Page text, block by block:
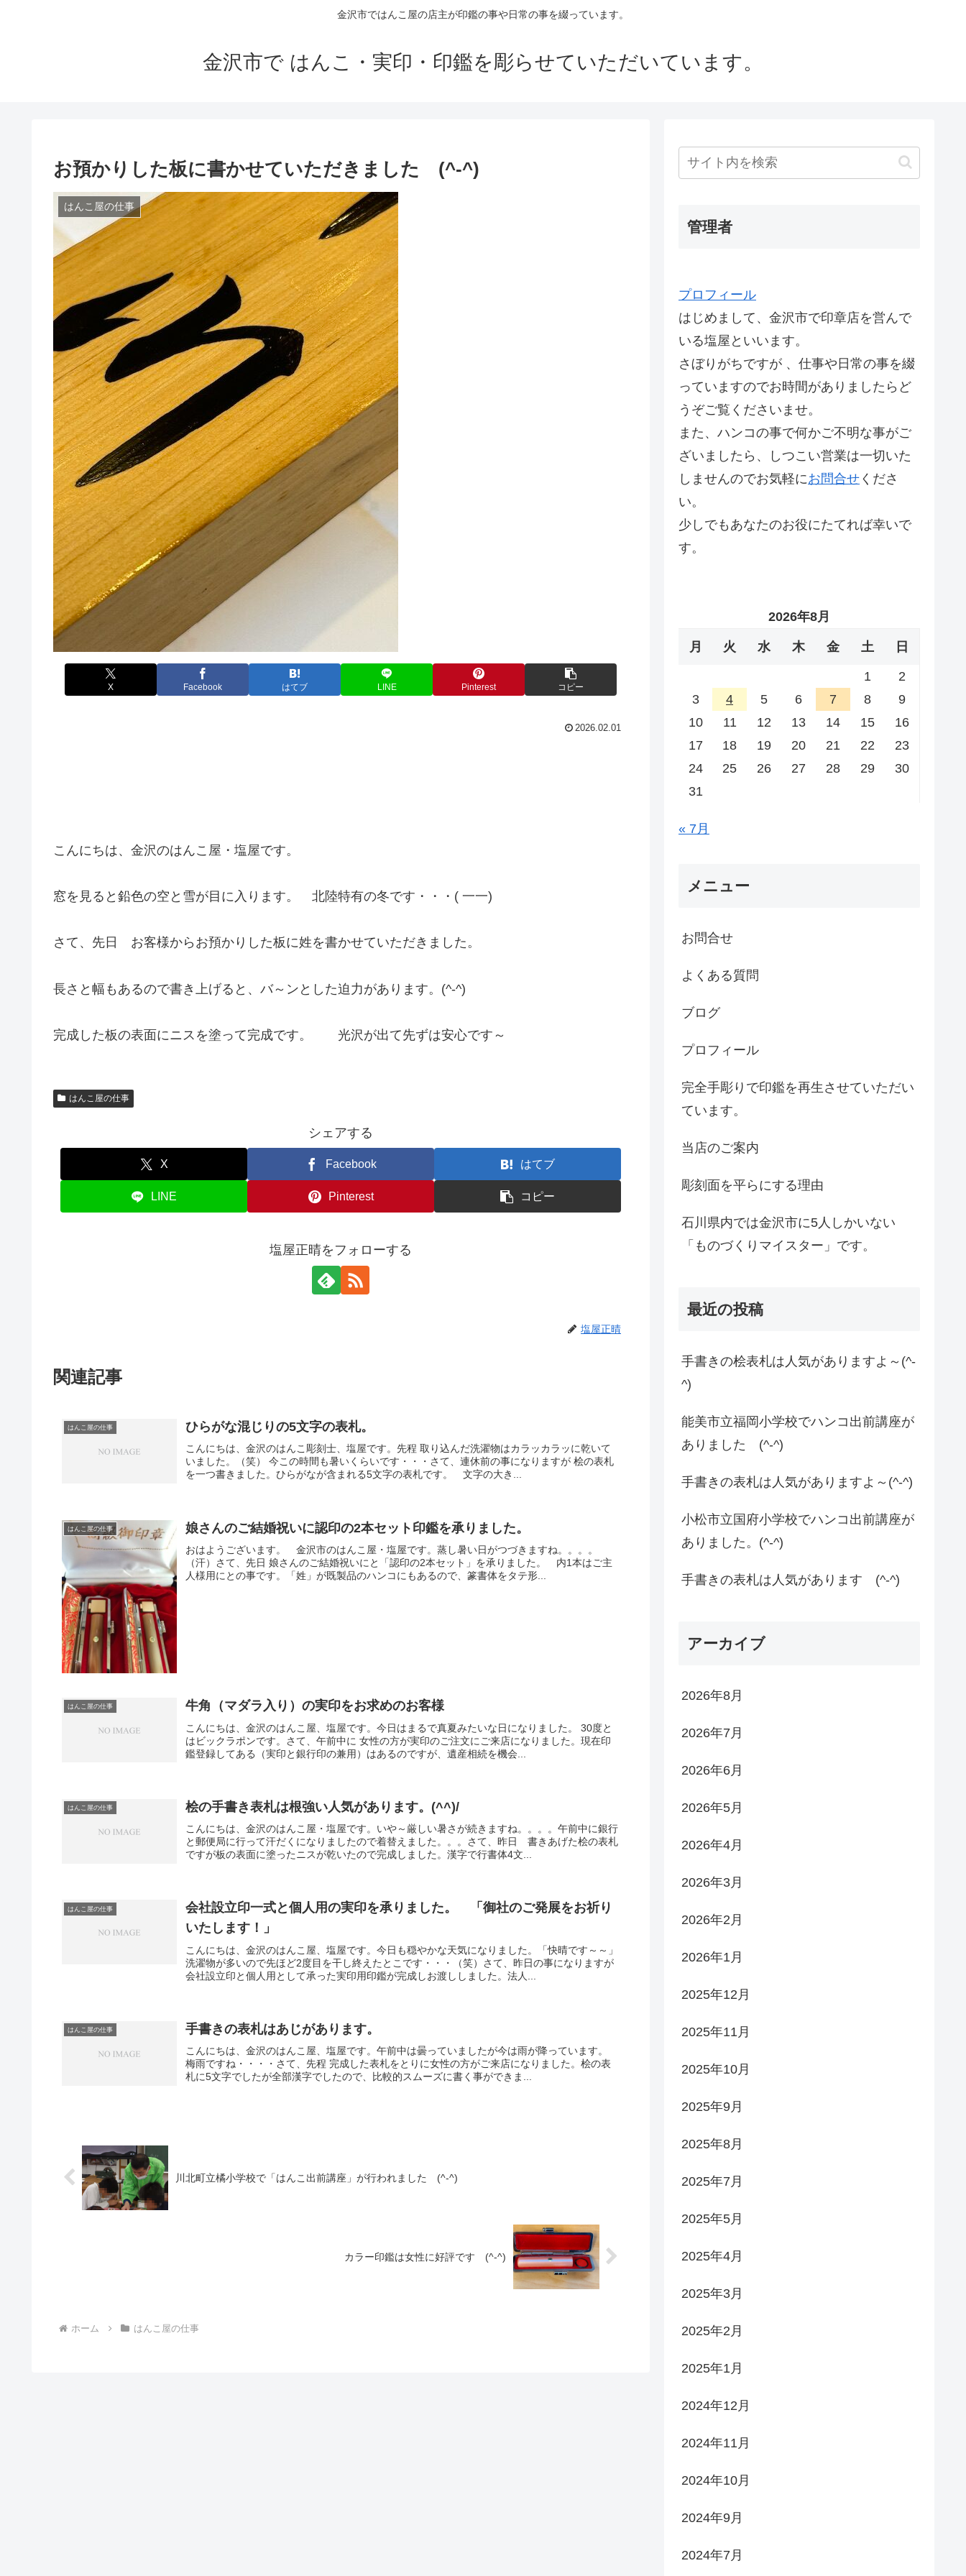
金沢市ではんこ屋の店主が印鑑の事や日常の事を綴っています。
金沢市で はんこ・実印・印鑑を彫らせていただいています。
お預かりした板に書かせていただきました (^-^)
はんこ屋の仕事
X Facebook はてブ LINE Pinterest コピー
2026.02.01
こんにちは、金沢のはんこ屋・塩屋です。
窓を見ると鉛色の空と雪が目に入ります。 北陸特有の冬です・・・( 一一)
さて、先日 お客様からお預かりした板に姓を書かせていただきました。
長さと幅もあるので書き上げると、バ～ンとした迫力があります。(^-^)
完成した板の表面にニスを塗って完成です。 光沢が出て先ずは安心です～
はんこ屋の仕事
シェアする
X Facebook はてブ
LINE Pinterest コピー
塩屋正晴をフォローする
塩屋正晴
関連記事
はんこ屋の仕事 ひらがな混じりの5文字の表札。
こんにちは、金沢のはんこ彫刻士、塩屋です。先程 取り込んだ洗濯物はカラッカラッに乾いて
いました。（笑） 今この時間も暑いくらいです・・・さて、連休前の事になりますが 桧の表札
を一つ書きました。ひらがなが含まれる5文字の表札です。 文字の大き...
はんこ屋の仕事 娘さんのご結婚祝いに認印の2本セット印鑑を承りました。
おはようございます。 金沢市のはんこ屋・塩屋です。蒸し暑い日がつづきますね。。。。
（汗）さて、先日 娘さんのご結婚祝いにと「認印の2本セット」を承りました。 内1本はご主
人様用にとの事です。「姓」が既製品のハンコにもあるので、篆書体をタテ形...
はんこ屋の仕事 牛角（マダラ入り）の実印をお求めのお客様
こんにちは、金沢のはんこ屋、塩屋です。今日はまるで真夏みたいな日になりました。 30度と
はビックラポンです。さて、午前中に 女性の方が実印のご注文にご来店になりました。現在印
鑑登録してある（実印と銀行印の兼用）はあるのですが、遺産相続を機会...
はんこ屋の仕事 桧の手書き表札は根強い人気があります。(^^)/
こんにちは、金沢のはんこ屋・塩屋です。いや～厳しい暑さが続きますね。。。。午前中に銀行
と郵便局に行って汗だくになりましたので着替えました。。。さて、昨日 書きあげた桧の表札
ですが板の表面に塗ったニスが乾いたので完成しました。漢字で行書体4文...
はんこ屋の仕事
会社設立印一式と個人用の実印を承りました。 「御社のご発展をお祈り
いたします！」
こんにちは、金沢のはんこ屋、塩屋です。今日も穏やかな天気になりました。「快晴です～～」
洗濯物が多いので先ほど2度目を干し終えたとこです・・・（笑）さて、昨日の事になりますが
会社設立印と個人用として承った実印用印鑑が完成しお渡ししました。法人...
はんこ屋の仕事 手書きの表札はあじがあります。
こんにちは、金沢のはんこ屋、塩屋です。午前中は曇っていましたが今は雨が降っています。
梅雨ですね・・・・さて、先程 完成した表札をとりに女性の方がご来店になりました。桧の表
札に5文字でしたが全部漢字でしたので、比較的スムーズに書く事ができま...
川北町立橘小学校で「はんこ出前講座」が行われました (^-^)
カラー印鑑は女性に好評です (^-^)
ホーム はんこ屋の仕事
管理者
プロフィール
はじめまして、金沢市で印章店を営んで
いる塩屋といいます。
さぼりがちですが 、仕事や日常の事を綴
っていますのでお時間がありましたらど
うぞご覧くださいませ。
また、ハンコの事で何かご不明な事がご
ざいましたら、しつこい営業は一切いた
しませんのでお気軽にお問合せ くださ
い。
少しでもあなたのお役にたてれば幸いで
す。
2026年8月
月 火 水 木 金 土 日
1
2
3
4 5 6 7 8
9
10
11 12 13 14 15
16
17
18 19 20 21 22
23
24
25 26 27 28 29
30
31
« 7月
メニュー
お問合せ
よくある質問
ブログ
プロフィール
完全手彫りで印鑑を再生させていただい
ています。
当店のご案内
彫刻面を平らにする理由
石川県内では金沢市に5人しかいない
「ものづくりマイスター」です。
最近の投稿
手書きの桧表札は人気がありますよ～(^-
^)
能美市立福岡小学校でハンコ出前講座が
ありました (^-^)
手書きの表札は人気がありますよ～(^-^)
小松市立国府小学校でハンコ出前講座が
ありました。(^-^)
手書きの表札は人気があります (^-^)
アーカイブ
2026年8月
2026年7月
2026年6月
2026年5月
2026年4月
2026年3月
2026年2月
2026年1月
2025年12月
2025年11月
2025年10月
2025年9月
2025年8月
2025年7月
2025年5月
2025年4月
2025年3月
2025年2月
2025年1月
2024年12月
2024年11月
2024年10月
2024年9月
2024年7月